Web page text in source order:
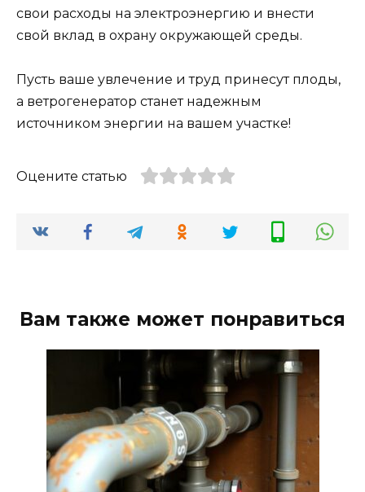
свои расходы на электроэнергию и внести
свой вклад в охрану окружающей среды.
Пусть ваше увлечение и труд принесут плоды,
а ветрогенератор станет надежным
источником энергии на вашем участке!
Оцените статью
Вам также может понравиться